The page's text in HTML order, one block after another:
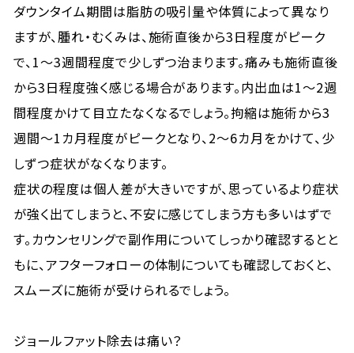
ダウンタイム期間は脂肪の吸引量や体質によって異なり
ますが、腫れ・むくみは、施術直後から3日程度がピーク
で、1〜3週間程度で少しずつ治まります。痛みも施術直後
から3日程度強く感じる場合があります。内出血は1〜2週
間程度かけて目立たなくなるでしょう。拘縮は施術から3
週間〜1カ月程度がピークとなり、2〜6カ月をかけて、少
しずつ症状がなくなります。
症状の程度は個人差が大きいですが、思っているより症状
が強く出てしまうと、不安に感じてしまう方も多いはずで
す。カウンセリングで副作用についてしっかり確認するとと
もに、アフターフォローの体制についても確認しておくと、
スムーズに施術が受けられるでしょう。
ジョールファット除去は痛い？